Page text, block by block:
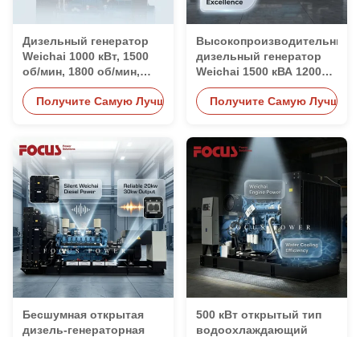
Дизельный генератор
Weichai 1000 кВт, 1500
об/мин, 1800 об/мин,
степень защиты IP23,
для коммерческого
использования
Получите Самую Лучшую Цену
Высокопроизводительный
дизельный генератор
Weichai 1500 кВА 1200
кВт 400 В для решения
проблем с
электроснабжением
Получите Самую Лучшую
Бесшумная открытая
дизель-генераторная
500 кВт открытый тип
водоохлаждающий